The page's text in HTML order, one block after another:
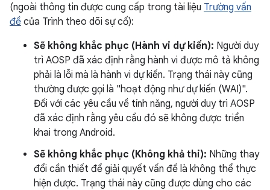
(ngoài thông tin được cung cấp trong tài liệu Trường vấn
đề của Trình theo dõi sự cố):
Sẽ không khắc phục (Hành vi dự kiến): Người duy
trì AOSP đã xác định rằng hành vi được mô tả không
phải là lỗi mà là hành vi dự kiến. Trạng thái này cũng
thường được gọi là "hoạt động như dự kiến (WAI)".
Đối với các yêu cầu về tính năng, người duy trì AOSP
đã xác định rằng yêu cầu đó sẽ không được triển
khai trong Android.
Sẽ không khắc phục (Không khả thi): Những thay
đổi cần thiết để giải quyết vấn đề là không thể thực
hiện được. Trạng thái này cũng được dùng cho các